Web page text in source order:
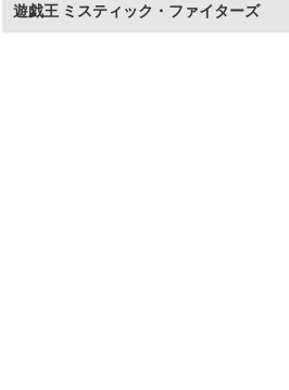
遊戯王 ミスティック・ファイターズ